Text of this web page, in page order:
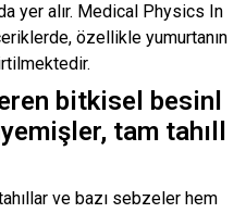
yer alır. Medical Physics In
özellikle yumurtanın
bitkisel besinl
tam tahıll
ve bazı sebzeler hem